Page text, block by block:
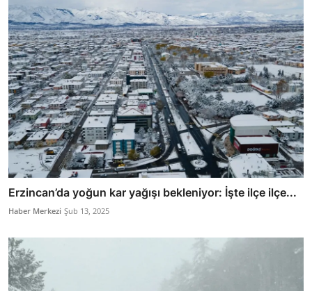
Erzincan’da yoğun kar yağışı bekleniyor: İşte ilçe ilçe...
Haber Merkezi Şub 13, 2025